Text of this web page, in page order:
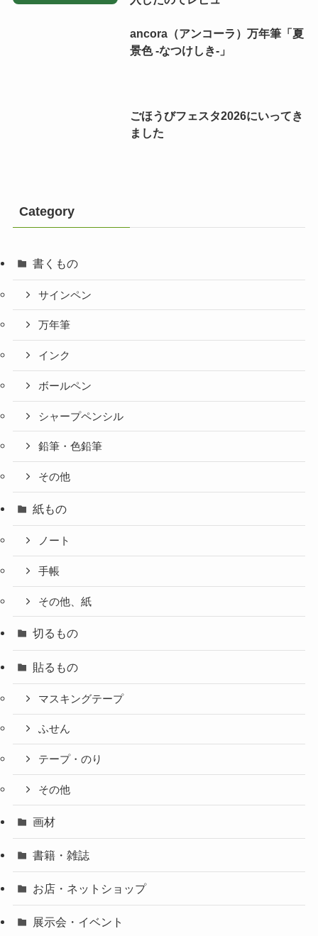
ancora（アンコーラ）万年筆「夏
景色 -なつけしき-」
ごほうびフェスタ2026にいってき
ました
Category
書くもの
サインペン
万年筆
インク
ボールペン
シャープペンシル
鉛筆・色鉛筆
その他
紙もの
ノート
手帳
その他、紙
切るもの
貼るもの
マスキングテープ
ふせん
テープ・のり
その他
画材
書籍・雑誌
お店・ネットショップ
展示会・イベント